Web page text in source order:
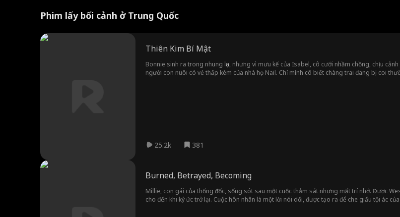
Phim lấy bối cảnh ở Trung Quốc
Thiên Kim Bí Mật
Bonnie sinh ra trong nhung lụa, nhưng vì mưu kế của Isabel, cô cưới nhầm chồng, chịu
người con nuôi có vẻ thấp kém của nhà họ Nail. Chỉ mình cô biết chàng trai đang bị coi
25.2k 381
Burned, Betrayed, Becoming
Millie, con gái của thống đốc, sống sót sau một cuộc thảm sát nhưng mất trí nhớ. Được
cho đến khi ký ức trở lại. Cuộc hôn nhân là một lời nói dối, được tạo ra để che giấu tội ác